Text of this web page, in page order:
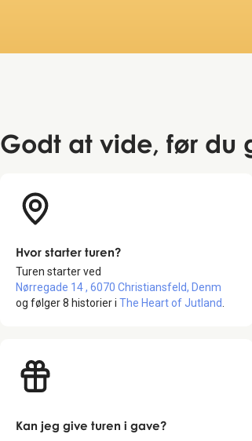
Godt at vide, før du
Hvor starter turen?
Turen starter ved
Nørregade 14 , 6070 Christiansfeld, Denm
og følger8 historier i The Heart of Jutland
Kan jeg give turen i gave?